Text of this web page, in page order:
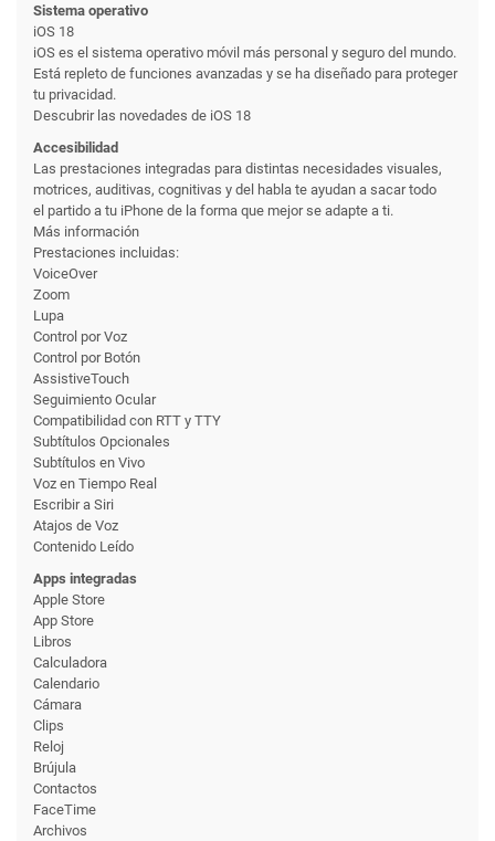
Sistema operativo
iOS 18
iOS es el sistema operativo móvil más personal y seguro del mundo.
Está repleto de funciones avanzadas y se ha diseñado para proteger
tu privacidad.
Descubrir las novedades de iOS 18
Accesibilidad
Las prestaciones integradas para distintas necesidades visuales,
motrices, auditivas, cognitivas y del habla te ayudan a sacar todo
el partido a tu iPhone de la forma que mejor se adapte a ti.
Más información
Prestaciones incluidas:
VoiceOver
Zoom
Lupa
Control por Voz
Control por Botón
AssistiveTouch
Seguimiento Ocular
Compati­bilidad con RTT y TTY
Subtítulos Opcionales
Subtítulos en Vivo
Voz en Tiempo Real
Escribir a Siri
Atajos de Voz
Contenido Leído
Apps integradas
Apple Store
App Store
Libros
Calculadora
Calendario
Cámara
Clips
Reloj
Brújula
Contactos
FaceTime
Archivos